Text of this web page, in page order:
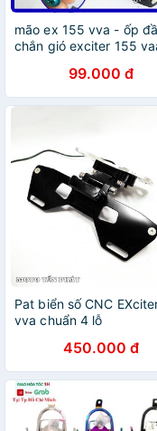
mão ex 155 vva - ốp
chắn gió exciter 155
99.000 đ
Pat biển số CNC
vva chuẩn 4 lỗ
450.000 đ